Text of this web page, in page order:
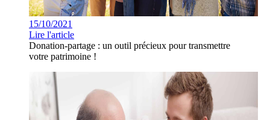
15/10/2021
Lire l'article
Donation-partage : un outil précieux pour transmettre
votre patrimoine !